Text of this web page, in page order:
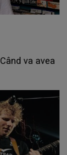
va avea